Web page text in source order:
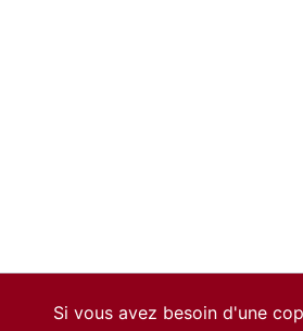
Si vous avez besoin d'une